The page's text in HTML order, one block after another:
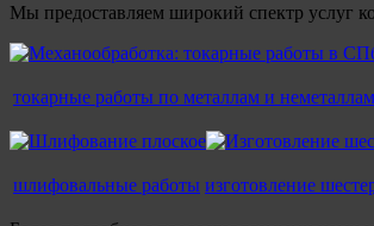
Мы предоставляем широкий спектр услуг
токарные работы по металлам и неметаллам
шлифовальные работы изготовление